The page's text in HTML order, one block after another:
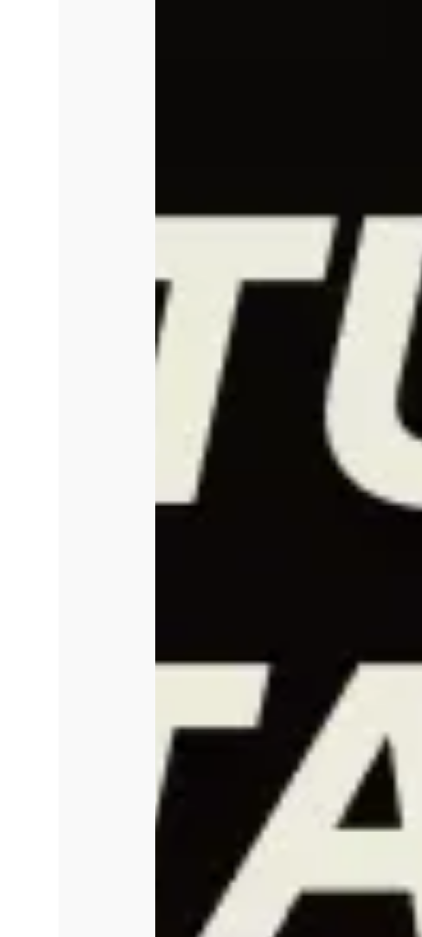
propostas nas áreas de
literatura, além de iniciativas
serão aceitas atividades
palestras (adulto, infantil e
workshops e mentorias, bem
O Teatro Brasília Shopping
incluídos na casa, localização
moderna, assegurando
nacionais de diferentes
do acesso e na construção de
representativa.
“O Teatro Brasília Shopping é,
para a mediação cultural, que
curadoria atenta às
compromisso é oferecer
projetos, acolhendo artistas,
ambiente preparado técnica e
formação. Buscamos construir
dialogue com diferentes
e amplie o acesso à cultura
reflexão e compartilhamento”,
Os interessados podem
https://abre.ai/oymA
. Todas
disponíveis no formulário de
uma taxa acessível para o uso
promover a arte em sua
Sobre o Teatro Brasília Shopping